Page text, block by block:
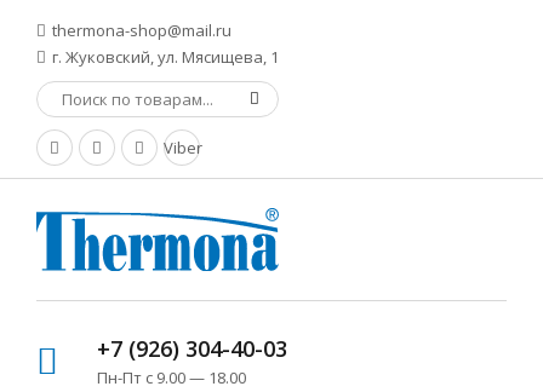
thermona-shop@mail.ru
г. Жуковский, ул. Мясищева, 1
Viber
+7 (926) 304-40-03
Пн-Пт с 9.00 — 18.00